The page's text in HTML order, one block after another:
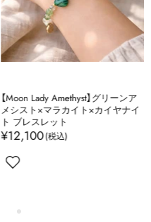
【Moon Lady Amethyst】グリーンア
メシスト×マラカイト×カイヤナイ
ト ブレスレット
¥12,100